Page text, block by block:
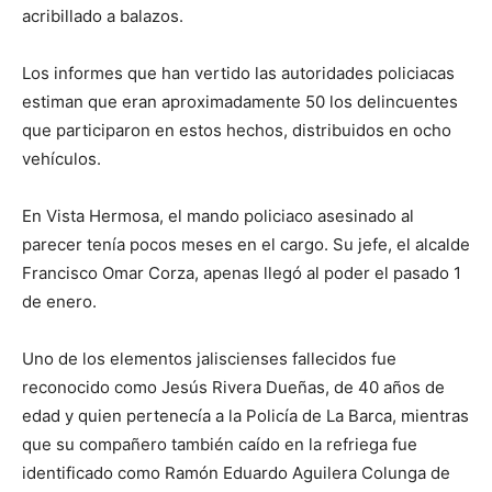
acribillado a balazos.
Los informes que han vertido las autoridades policiacas
estiman que eran aproximadamente 50 los delincuentes
que participaron en estos hechos, distribuidos en ocho
vehículos.
En Vista Hermosa, el mando policiaco asesinado al
parecer tenía pocos meses en el cargo. Su jefe, el alcalde
Francisco Omar Corza, apenas llegó al poder el pasado 1
de enero.
Uno de los elementos jaliscienses fallecidos fue
reconocido como Jesús Rivera Dueñas, de 40 años de
edad y quien pertenecía a la Policía de La Barca, mientras
que su compañero también caído en la refriega fue
identificado como Ramón Eduardo Aguilera Colunga de